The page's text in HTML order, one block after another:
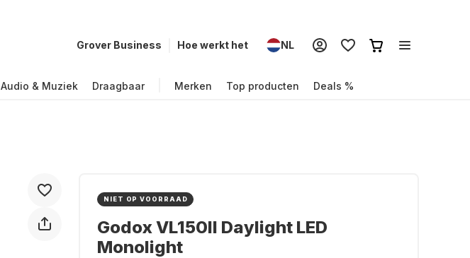
Grover Business Hoe werkt het NL
Audio & Muziek Draagbaar Merken Top producten Deals %
NIET OP VOORRAAD
Godox VL150II Daylight LED
Monolight